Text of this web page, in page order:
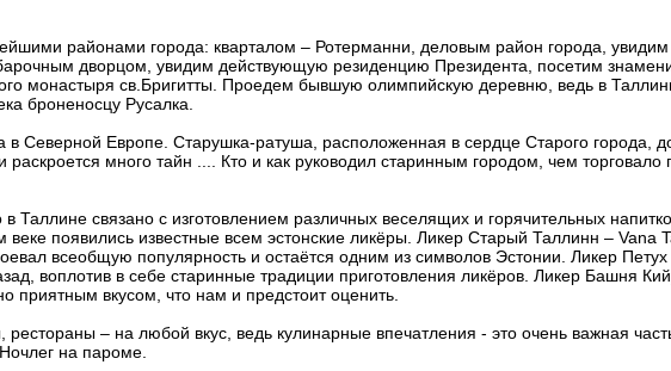
районами города: кварталом – Ротерманни, деловым район города,
дворцом, увидим действующую резиденцию Президента, посетим
монастыря св.Бригитты. Проедем бывшую олимпийскую деревню, ведь в
броненосцу Русалка.
Северной Европе. Старушка-ратуша, расположенная в сердце Старого города,
много тайн .... Кто и как руководил старинным городом, чем торговало
связано с изготовлением различных веселящих и горячительных
появились известные всем эстонские ликёры. Ликер Старый Таллинн – Vana
всеобщую популярность и остаётся одним из символов Эстонии. Ликер
воплотив в себе старинные традиции приготовления ликёров. Ликер Башня
приятным вкусом, что нам и предстоит оценить.
– на любой вкус, ведь кулинарные впечатления - это очень важная
на пароме.